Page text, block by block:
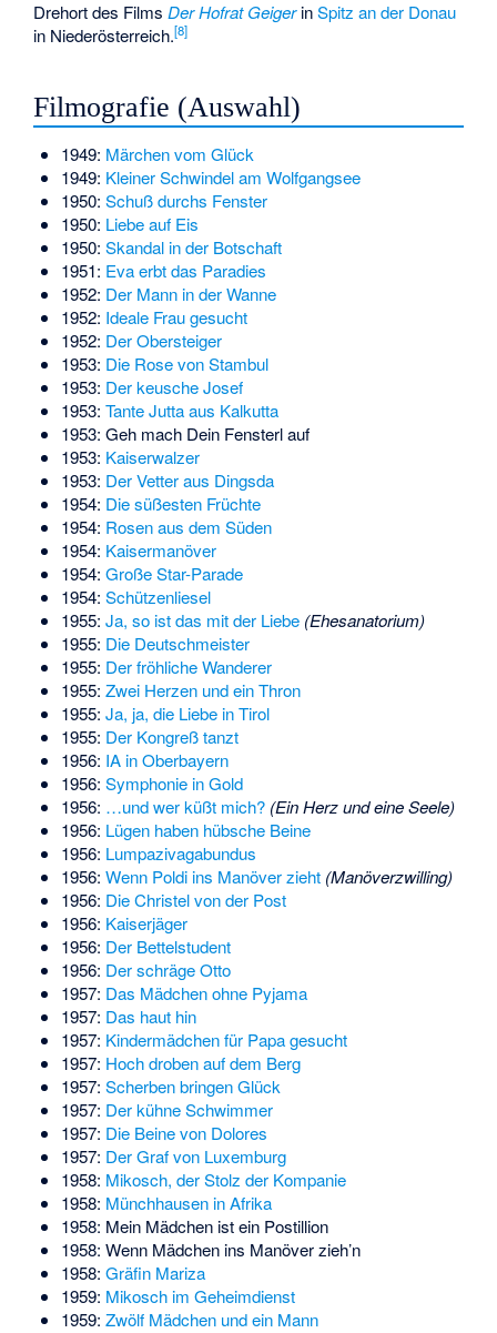
Drehort des FilmsDer Hofrat GeigerinSpitz an der Donau
in Niederösterreich.[8]
Filmografie (Auswahl)
1949: Märchen vom Glück
1949: Kleiner Schwindel am Wolfgangsee
1950: Schuß durchs Fenster
1950: Liebe auf Eis
1950: Skandal in der Botschaft
1951: Eva erbt das Paradies
1952: Der Mann in der Wanne
1952: Ideale Frau gesucht
1952: Der Obersteiger
1953: Die Rose von Stambul
1953: Der keusche Josef
1953: Tante Jutta aus Kalkutta
1953: Geh mach Dein Fensterl auf
1953: Kaiserwalzer
1953: Der Vetter aus Dingsda
1954: Die süßesten Früchte
1954: Rosen aus dem Süden
1954: Kaisermanöver
1954: Große Star-Parade
1954: Schützenliesel
1955: Ja, so ist das mit der Liebe (Ehesanatorium)
1955: Die Deutschmeister
1955: Der fröhliche Wanderer
1955: Zwei Herzen und ein Thron
1955: Ja, ja, die Liebe in Tirol
1955: Der Kongreß tanzt
1956: IA in Oberbayern
1956: Symphonie in Gold
1956: …und wer küßt mich? (Ein Herz und eine Seele)
1956: Lügen haben hübsche Beine
1956: Lumpazivagabundus
1956: Wenn Poldi ins Manöver zieht (Manöverzwilling)
1956: Die Christel von der Post
1956: Kaiserjäger
1956: Der Bettelstudent
1956: Der schräge Otto
1957: Das Mädchen ohne Pyjama
1957: Das haut hin
1957: Kindermädchen für Papa gesucht
1957: Hoch droben auf dem Berg
1957: Scherben bringen Glück
1957: Der kühne Schwimmer
1957: Die Beine von Dolores
1957: Der Graf von Luxemburg
1958: Mikosch, der Stolz der Kompanie
1958: Münchhausen in Afrika
1958: Mein Mädchen ist ein Postillion
1958: Wenn Mädchen ins Manöver zieh’n
1958: Gräfin Mariza
1959: Mikosch im Geheimdienst
1959: Zwölf Mädchen und ein Mann